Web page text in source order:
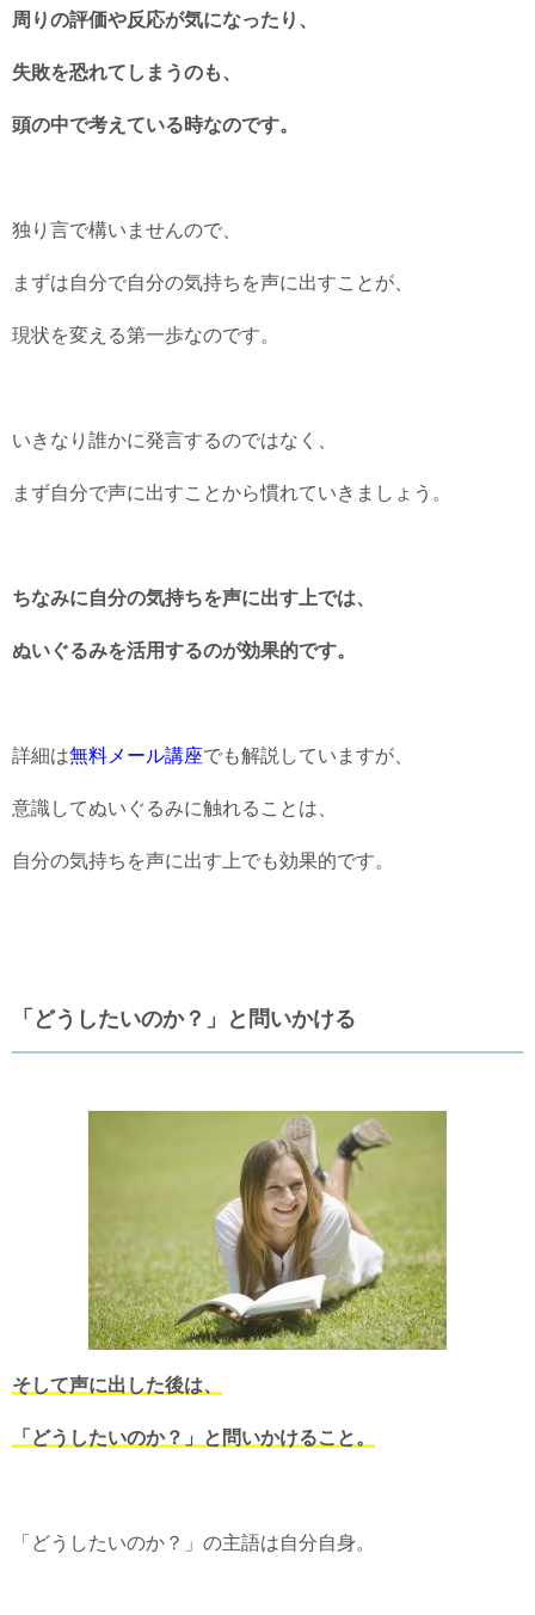
周りの評価や反応が気になったり、
失敗を恐れてしまうのも、
頭の中で考えている時なのです。
独り言で構いませんので、
まずは自分で自分の気持ちを声に出すことが、
現状を変える第一歩なのです。
いきなり誰かに発言するのではなく、
まず自分で声に出すことから慣れていきましょう。
ちなみに自分の気持ちを声に出す上では、
ぬいぐるみを活用するのが効果的です。
詳細は無料メール講座でも解説していますが、
意識してぬいぐるみに触れることは、
自分の気持ちを声に出す上でも効果的です。
「どうしたいのか？」と問いかける
そして声に出した後は、
「どうしたいのか？」と問いかけること。
「どうしたいのか？」の主語は自分自身。